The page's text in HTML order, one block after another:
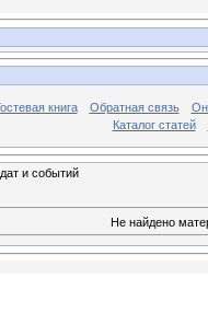
книга Обратная связь
Каталог статей
и событий
Не найдено